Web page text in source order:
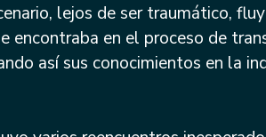
lejos de ser traumático,
encontraba en el proceso de
así sus conocimientos en la